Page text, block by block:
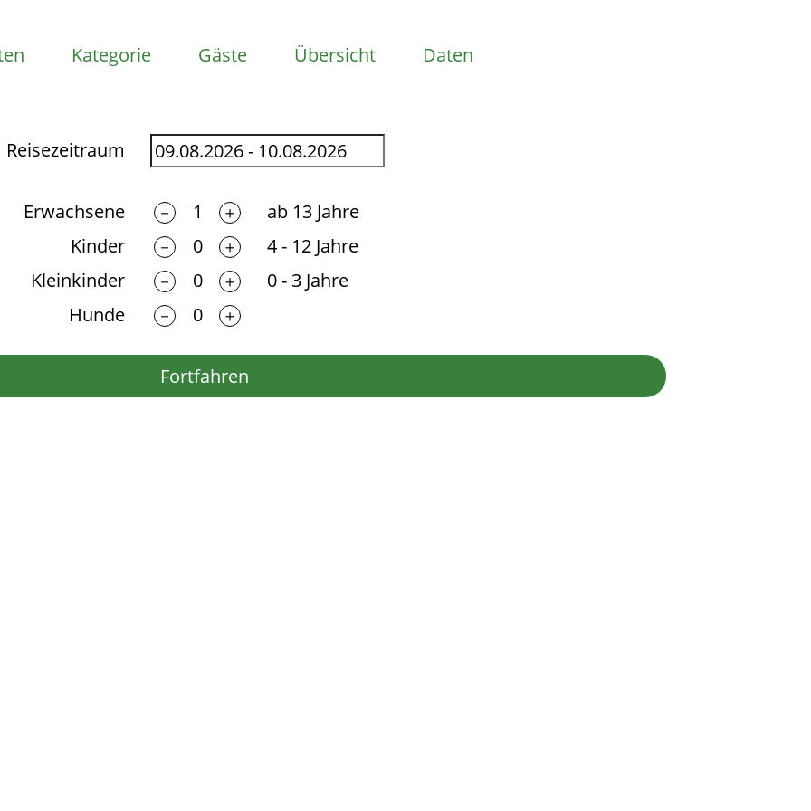
Kategorie Gäste Übersicht Daten
Reisezeitraum
Erwachsene － ＋
ab 13 Jahre
Kinder
－ ＋
4 - 12 Jahre
Kleinkinder
－ ＋
0 - 3 Jahre
Hunde
－ ＋